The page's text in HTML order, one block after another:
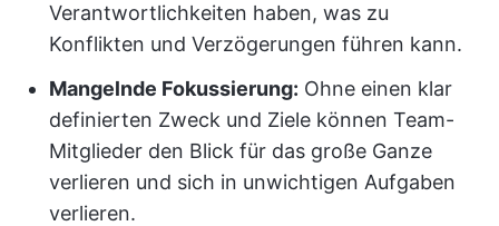
Verantwortlichkeiten haben, was zu
Konflikten und Verzögerungen führen kann.
Mangelnde Fokussierung: Ohne einen klar
definierten Zweck und Ziele können Team-
Mitglieder den Blick für das große Ganze
verlieren und sich in unwichtigen Aufgaben
verlieren.